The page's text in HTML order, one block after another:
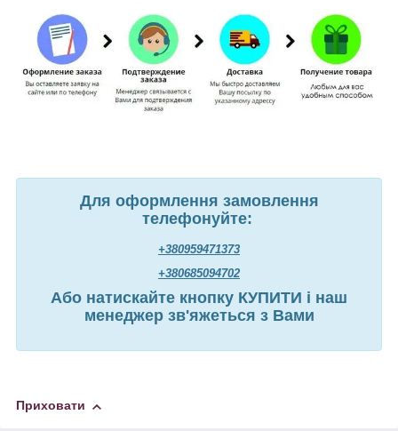
Для оформлення замовлення
телефонуйте:
+380959471373
+380685094702
Або натискайте кнопку КУПИТИ і наш
менеджер зв'яжеться з Вами
Приховати